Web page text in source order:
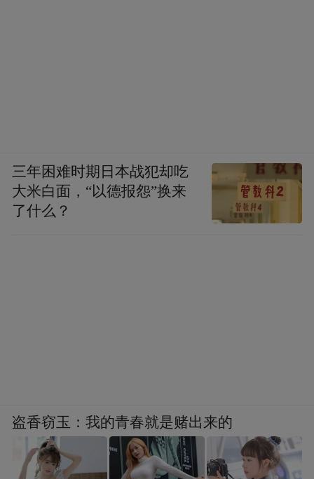
三年困难时期日本战犯却吃
大米白面，“以德报怨”换来
了什么？
盗香窃玉：我的青春就是赌出来的